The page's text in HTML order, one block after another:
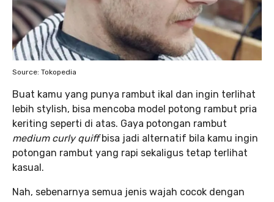
Source: Tokopedia
Buat kamu yang punya rambut ikal dan ingin terlihat
lebih stylish, bisa mencoba model potong rambut pria
keriting seperti di atas. Gaya potongan rambut
medium curly quiffbisa jadi alternatif bila kamu ingin
potongan rambut yang rapi sekaligus tetap terlihat
kasual.
Nah, sebenarnya semua jenis wajah cocok dengan